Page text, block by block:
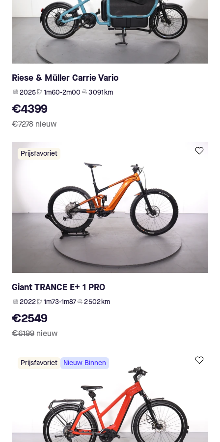
Riese & Müller Carrie Vario
2025 1m60-2m00 3 091 km
€4399
€7278 nieuw
Prijsfavoriet
Giant TRANCE E+ 1 PRO
2022 1m73-1m87 2 502 km
€2549
€6199 nieuw
Prijsfavoriet Nieuw Binnen